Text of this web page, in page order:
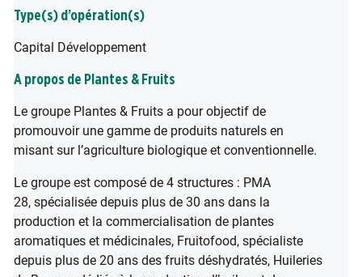
Type(s) d’opération(s)
Capital Développement
A propos de Plantes & Fruits
Le groupe Plantes & Fruits a pour objectif de
promouvoir une gamme de produits naturels en
misant sur l’agriculture biologique et conventionnelle.
Le groupe est composé de 4 structures : PMA
28, spécialisée depuis plus de 30 ans dans la
production et la commercialisation de plantes
aromatiques et médicinales, Fruitofood, spécialiste
depuis plus de 20 ans des fruits déshydratés, Huileries